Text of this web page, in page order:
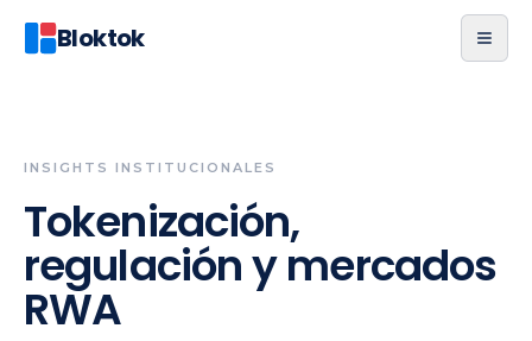
Bloktok
INSIGHTS INSTITUCIONALES
Tokenización,
regulación y mercados
RWA